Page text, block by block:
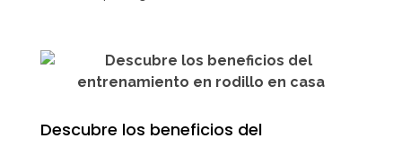
Descubre los beneficios del